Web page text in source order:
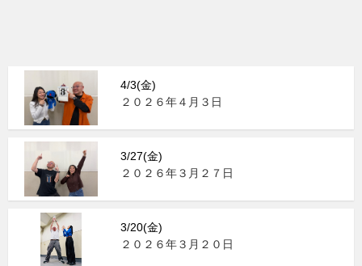
4/3(金)
２０２６年４月３日
3/27(金)
２０２６年３月２７日
3/20(金)
２０２６年３月２０日